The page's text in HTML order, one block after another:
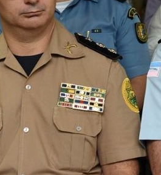
como candidato à
Câmara dos Deputados